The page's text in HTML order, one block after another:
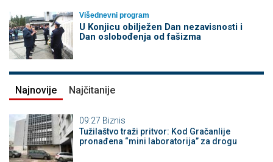
Višednevni program
U Konjicu obilježen Dan nezavisnosti i
Dan oslobođenja od fašizma
Najnovije Najčitanije
09:27 Biznis
Tužilaštvo traži pritvor: Kod Gračanlije
pronađena “mini laboratorija” za drogu